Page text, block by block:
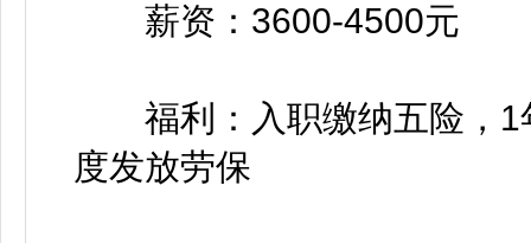
薪资：3600-4500元
福利：入职缴纳五险，1
度发放劳保